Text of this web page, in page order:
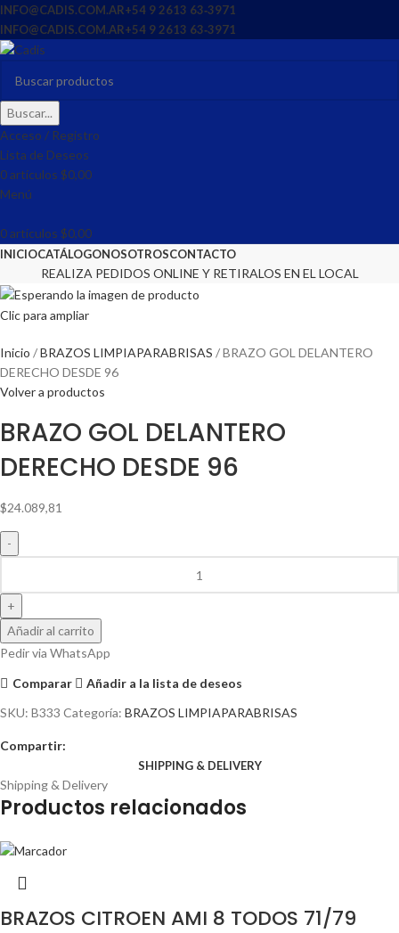
INFO@CADIS.COM.AR‪+54 9 2613 63‑3971‬
INFO@CADIS.COM.AR‪+54 9 2613 63‑3971‬
Buscar...
Acceso / Registro
Lista de Deseos
0artículos $0,00
Menú
0artículos $0,00
INICIOCATÁLOGONOSOTROSCONTACTO
REALIZA PEDIDOS ONLINE Y RETIRALOS EN EL LOCAL
Clic para ampliar
Inicio BRAZOS LIMPIAPARABRISAS
BRAZO GOL DELANTERO
DERECHO DESDE 96
Volver a productos
BRAZO GOL DELANTERO
DERECHO DESDE 96
$24.089,81
Añadir al carrito
Pedir via WhatsApp
Comparar
Añadir a la lista de deseos
SKU: B333 Categoría: BRAZOS LIMPIAPARABRISAS
Compartir:
SHIPPING & DELIVERY
Shipping & Delivery
Productos relacionados
BRAZOS CITROEN AMI 8 TODOS 71/79